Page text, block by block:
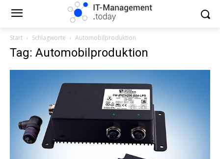
Start Schlagworte Automobilproduktion
Tag: Automobilproduktion